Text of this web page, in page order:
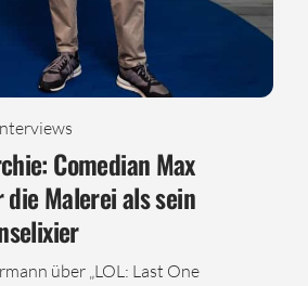
Comedian Max
Malerei als sein
über „LOL: Last One